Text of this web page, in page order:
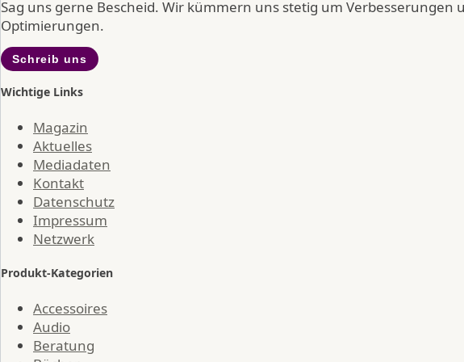
Sag uns gerne Bescheid. Wir kümmern uns stetig um Verbesserungen
Optimierungen.
Schreib uns
Wichtige Links
Magazin
Aktuelles
Mediadaten
Kontakt
Datenschutz
Impressum
Netzwerk
Produkt-Kategorien
Accessoires
Audio
Beratung